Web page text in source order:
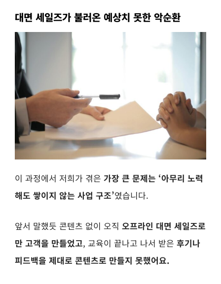
대면 세일즈가 불러온 예상치 못한 악순환
이 과정에서 저희가 겪은 가장 큰 문제는 ‘아무리 노력
해도 쌓이지 않는 사업 구조’였습니다.
앞서 말했듯 콘텐츠 없이 오직 오프라인 대면 세일즈로
만 고객을 만들었고, 교육이 끝나고 나서 받은 후기나
피드백을 제대로 콘텐츠로 만들지 못했어요.